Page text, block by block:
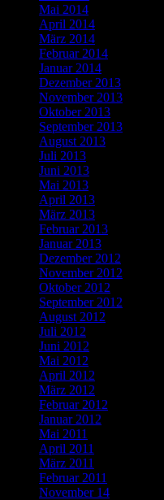
Mai 2014
April 2014
März 2014
Februar 2014
Januar 2014
Dezember 2013
November 2013
Oktober 2013
September 2013
August 2013
Juli 2013
Juni 2013
Mai 2013
April 2013
März 2013
Februar 2013
Januar 2013
Dezember 2012
November 2012
Oktober 2012
September 2012
August 2012
Juli 2012
Juni 2012
Mai 2012
April 2012
März 2012
Februar 2012
Januar 2012
Mai 2011
April 2011
März 2011
Februar 2011
November 14